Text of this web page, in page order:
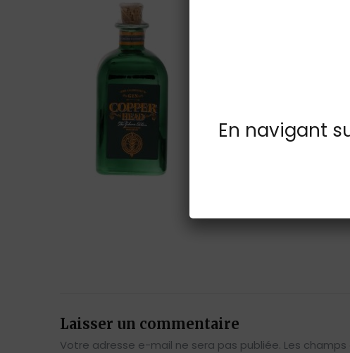
Laisser un commentaire
Votre adresse e-mail ne sera pas publiée. Les
En navigant